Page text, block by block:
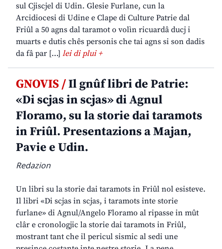
sul Cjiscjel di Udin. Glesie Furlane, cun la
Arcidiocesi di Udine e Clape di Culture Patrie dal
Friûl a 50 agns dal taramot o volìn ricuardâ ducj i
muarts e dutis chês personis che tai agns si son dadis
da fâ par […] lei di plui +
GNOVIS /Il gnûf libri de Patrie:
«Di scjas in scjas» di Agnul
Floramo, su la storie dai taramots
in Friûl. Presentazions a Majan,
Pavie e Udin.
Redazion
Un libri su la storie dai taramots in Friûl nol esisteve.
Il libri «Di scjas in scjas, i taramots inte storie
furlane» di Agnul/Angelo Floramo al ripasse in mût
clâr e cronologjic la storie dai taramots in Friûl,
mostrant tant che il pericul sismic al sedi une